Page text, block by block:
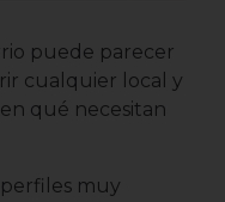
puede parecer
cualquier local y
qué necesitan
muy